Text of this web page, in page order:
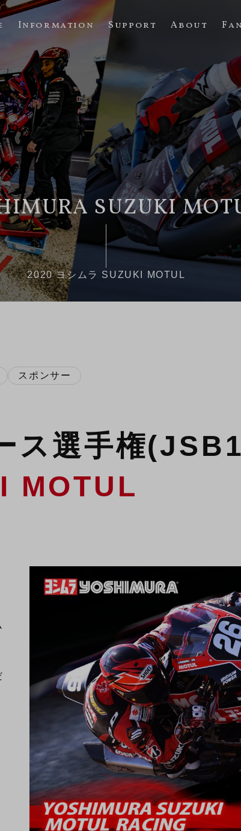
Information Support About
2020 ヨシムラ SUZUKI MOTUL
スポンサー
ス選手権
MOTUL